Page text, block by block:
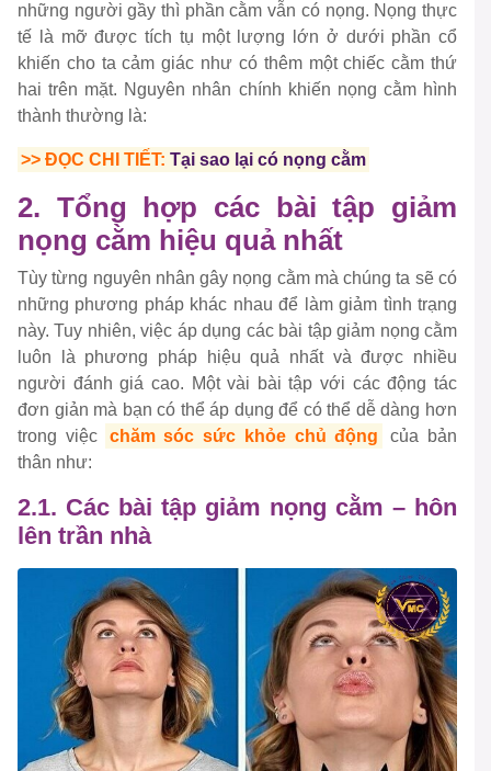
những người gầy thì phần cằm vẫn có nọng. Nọng thực
tế là mỡ được tích tụ một lượng lớn ở dưới phần cổ
khiến cho ta cảm giác như có thêm một chiếc cằm thứ
hai trên mặt. Nguyên nhân chính khiến nọng cằm hình
thành thường là:
>> ĐỌC CHI TIẾT:Tại sao lại có nọng cằm
2. Tổng hợp các bài tập giảm
nọng cằm hiệu quả nhất
Tùy từng nguyên nhân gây nọng cằm mà chúng ta sẽ có
những phương pháp khác nhau để làm giảm tình trạng
này. Tuy nhiên, việc áp dụng các bài tập giảm nọng cằm
luôn là phương pháp hiệu quả nhất và được nhiều
người đánh giá cao. Một vài bài tập với các động tác
đơn giản mà bạn có thể áp dụng để có thể dễ dàng hơn
trong việc
chăm sóc sức khỏe chủ động
của bản
thân như:
2.1. Các bài tập giảm nọng cằm – hôn
lên trần nhà